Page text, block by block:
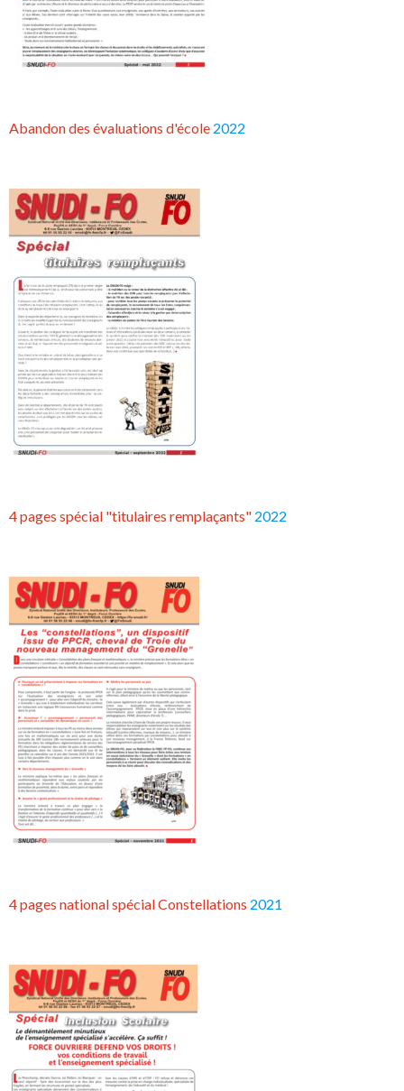
Abandon des évaluations d'école 2022
4 pages spécial "titulaires remplaçants" 2022
4 pages national spécial Constellations 2021